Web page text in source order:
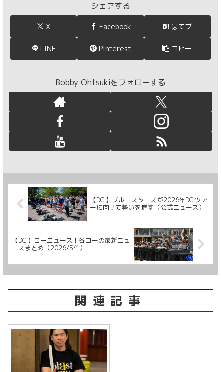
シェアする
X Facebook はてブ
LINE Pinterest コピー
Bobby Ohtsukiをフォローする
【DCI】ブルースターズが2026年DCIツア
ーに向けて勢いを増す（公式ニュース）
【DCI】コーニュース！各コーの最新ニュ
ースまとめ（2026/5/1）
関連記事